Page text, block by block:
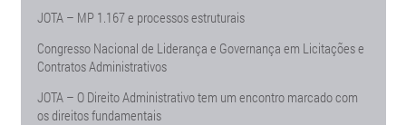
JOTA – MP 1.167 e processos estruturais
Congresso Nacional de Liderança e Governança em Licitações e
Contratos Administrativos
JOTA – O Direito Administrativo tem um encontro marcado com
os direitos fundamentais